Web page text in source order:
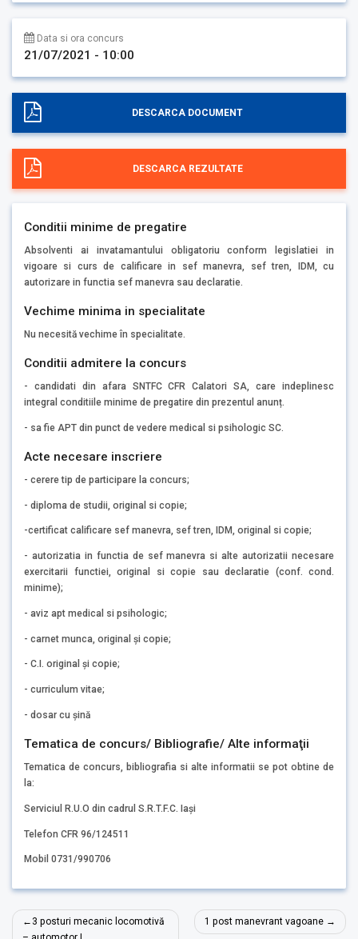
Data si ora concurs
21/07/2021 - 10:00
DESCARCA DOCUMENT
DESCARCA REZULTATE
Conditii minime de pregatire
Absolventi ai invatamantului obligatoriu conform legislatiei in
vigoare si curs de calificare in sef manevra, sef tren, IDM, cu
autorizare in functia sef manevra sau declaratie.
Vechime minima in specialitate
Nu necesită vechime în specialitate.
Conditii admitere la concurs
- candidati din afara SNTFC CFR Calatori SA, care indeplinesc
integral conditiile minime de pregatire din prezentul anunț.
- sa fie APT din punct de vedere medical si psihologic SC.
Acte necesare inscriere
- cerere tip de participare la concurs;
- diploma de studii, original si copie;
-certificat calificare sef manevra, sef tren, IDM, original si copie;
- autorizatia in functia de sef manevra si alte autorizatii necesare
exercitarii functiei, original si copie sau declaratie (conf. cond.
minime);
- aviz apt medical si psihologic;
- carnet munca, original și copie;
- C.I. original și copie;
- curriculum vitae;
- dosar cu șină
Tematica de concurs/ Bibliografie/ Alte informaţii
Tematica de concurs, bibliografia si alte informatii se pot obtine de
la:
Serviciul R.U.O din cadrul S.R.T.F.C. Iași
Telefon CFR 96/124511
Mobil 0731/990706
Navigare
3 posturi mecanic locomotivă
1 post manevrant vagoane